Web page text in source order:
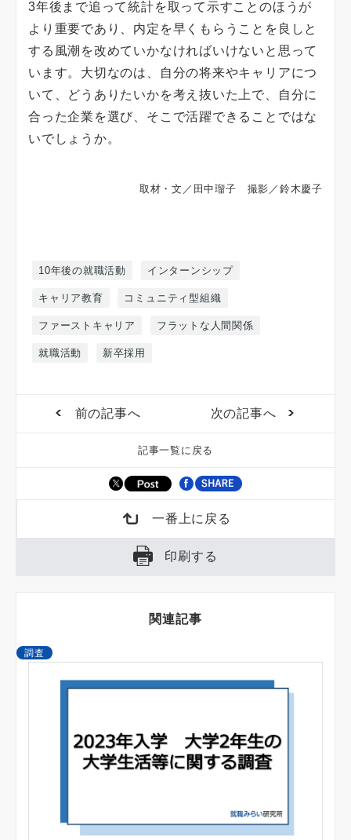
3年後まで追って統計を取って示すことのほうが
より重要であり、内定を早くもらうことを良しと
する風潮を改めていかなければいけないと思って
います。大切なのは、自分の将来やキャリアにつ
いて、どうありたいかを考え抜いた上で、自分に
合った企業を選び、そこで活躍できることではな
いでしょうか。
取材・文／田中瑠子 撮影／鈴木慶子
10年後の就職活動 インターンシップ
キャリア教育 コミュニティ型組織
ファーストキャリア フラットな人間関係
就職活動 新卒採用
前の記事へ 次の記事へ
記事一覧に戻る
一番上に戻る
印刷する
関連記事
調査